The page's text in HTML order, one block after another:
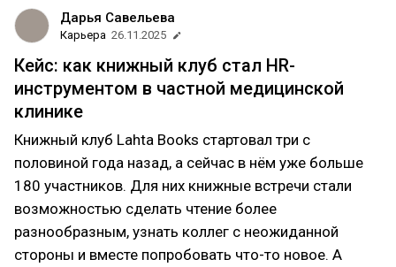
Дарья Савельева
Карьера 26.11.2025
Кейс: как книжный клуб стал HR-
инструментом в частной медицинской
клинике
Книжный клуб Lahta Books стартовал три с
половиной года назад, а сейчас в нём уже больше
180 участников. Для них книжные встречи стали
возможностью сделать чтение более
разнообразным, узнать коллег с неожиданной
стороны и вместе попробовать что-то новое. А